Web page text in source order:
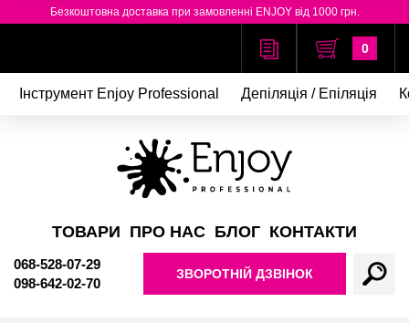
Безкоштовна доставка при замовленні ENJOY від 1000 грн.
0
Інструмент Enjoy Professional Депіляція / Епіляція
ТОВАРИ ПРО НАС БЛОГ КОНТАКТИ
068-528-07-29
098-642-02-70
ЗВОРОТНІЙ ДЗВІНОК